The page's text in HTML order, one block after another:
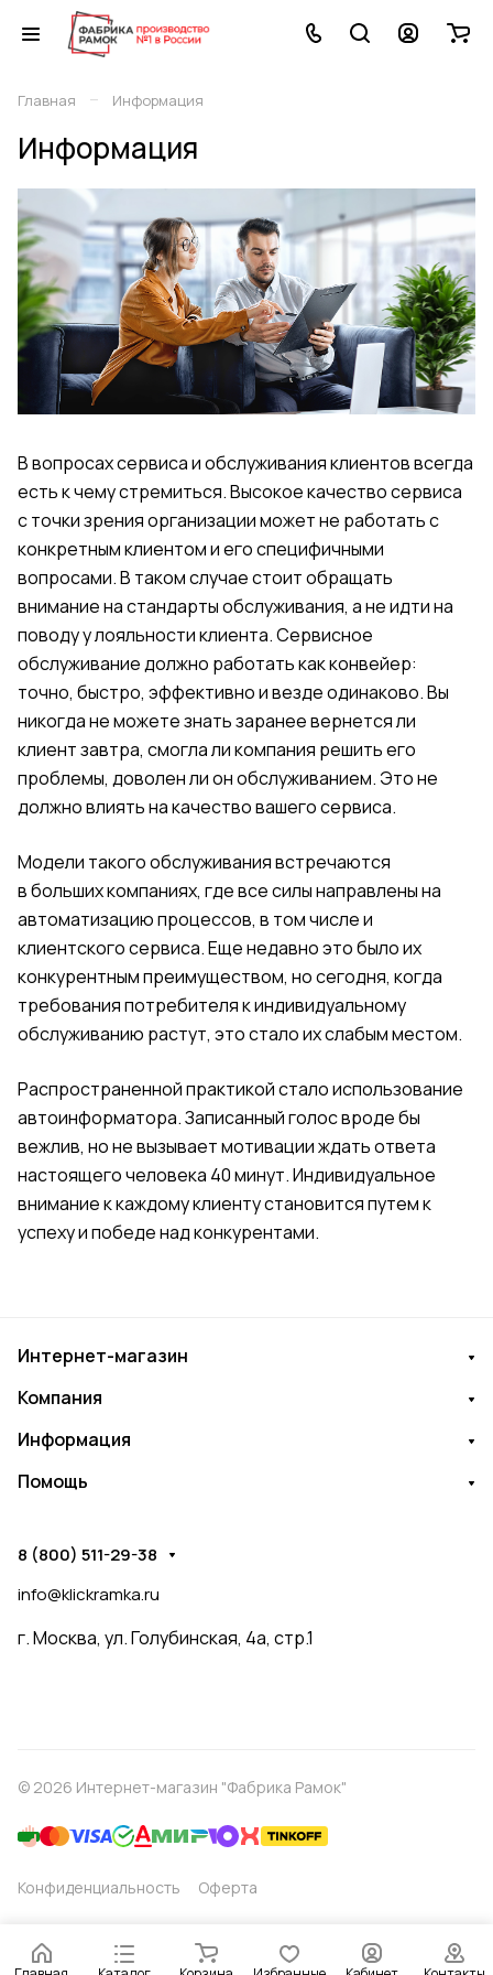
Главная – Информация
Информация
В вопросах сервиса и обслуживания клиентов всегда
есть к чему стремиться. Высокое качество сервиса
с точки зрения организации может не работать с
конкретным клиентом и его специфичными
вопросами. В таком случае стоит обращать
внимание на стандарты обслуживания, а не идти на
поводу у лояльности клиента. Сервисное
обслуживание должно работать как конвейер:
точно, быстро, эффективно и везде одинаково. Вы
никогда не можете знать заранее вернется ли
клиент завтра, смогла ли компания решить его
проблемы, доволен ли он обслуживанием. Это не
должно влиять на качество вашего сервиса.
Модели такого обслуживания встречаются
в больших компаниях, где все силы направлены на
автоматизацию процессов, в том числе и
клиентского сервиса. Еще недавно это было их
конкурентным преимуществом, но сегодня, когда
требования потребителя к индивидуальному
обслуживанию растут, это стало их слабым местом.
Распространенной практикой стало использование
автоинформатора. Записанный голос вроде бы
вежлив, но не вызывает мотивации ждать ответа
настоящего человека 40 минут. Индивидуальное
внимание к каждому клиенту становится путем к
успеху и победе над конкурентами.
Интернет-магазин
Компания
Информация
Помощь
8 (800) 511-29-38
info@klickramka.ru
г. Москва, ул. Голубинская, 4а, стр.1
© 2026 Интернет-магазин "Фабрика Рамок"
Конфиденциальность Оферта